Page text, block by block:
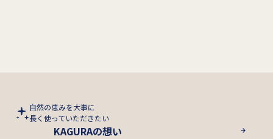
自然の恵みを大事に
長く使っていただきたい
KAGURAの想い